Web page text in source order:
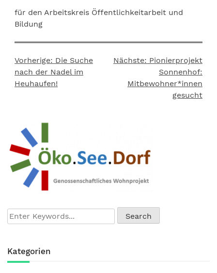
für den Arbeitskreis Öffentlichkeitarbeit und
Bildung
Beitragsnavigation
Vorherige: Die Suche
nach der Nadel im
Heuhaufen!
Nächste: Pionierprojekt
Sonnenhof:
Mitbewohner*innen
gesucht
Kategorien